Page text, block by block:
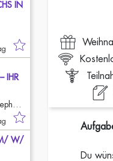
IN
IHR
W/
Du